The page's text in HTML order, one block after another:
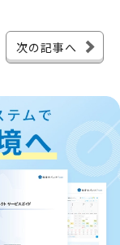
次の記事へ